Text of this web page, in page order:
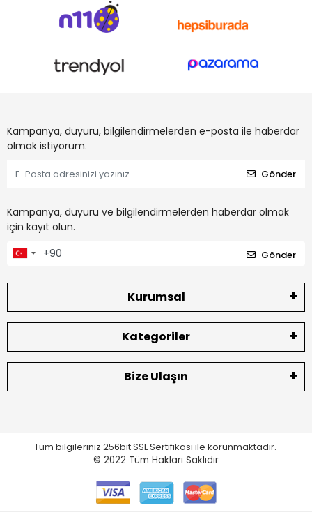
Kampanya, duyuru, bilgilendirmelerden e-posta ile haberdar
olmak istiyorum.
Gönder
Kampanya, duyuru ve bilgilendirmelerden haberdar olmak
için kayıt olun.
Gönder
Kurumsal
Kategoriler
Bize Ulaşın
Tüm bilgileriniz 256bit SSL Sertifikası ile korunmaktadır.
© 2022 Tüm Hakları Saklıdır